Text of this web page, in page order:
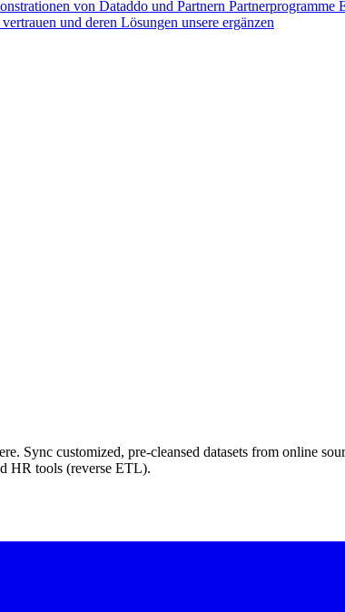
von Dataddo und Partnern Partnerprogramme
und deren Lösungen unsere ergänzen
Sync customized, pre-cleansed datasets from online
HR tools (reverse ETL).